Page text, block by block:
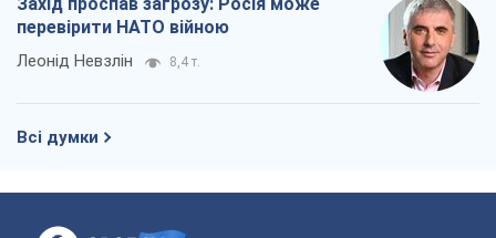
перевірити НАТО війною
Леонід Невзлін 8,4 т.
Всі думки